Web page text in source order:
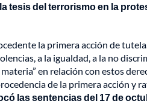
tesis del terrorismo en la
la primera acción de
a la igualdad, a la no
en relación con estos
de la primera acción y
las sentencias del 17 de